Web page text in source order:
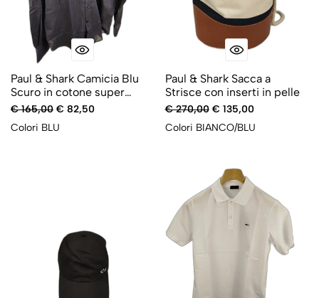
Paul & Shark Camicia Blu
Scuro in cotone super
leggero
€ 165,00 € 82,50
Colori BLU
Paul & Shark Sacca a
Strisce con inserti in pelle
€ 270,00€ 135,00
Colori BIANCO/BLU